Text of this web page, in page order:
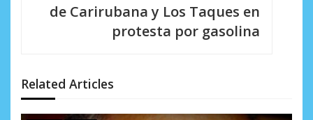
ó
n
de Carirubana y Los Taques en
protesta por gasolina
Related Articles